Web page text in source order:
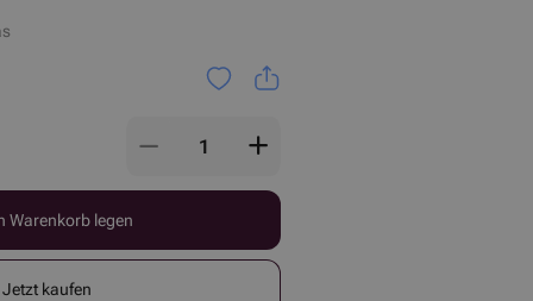
Warenkorb legen
Jetzt kaufen